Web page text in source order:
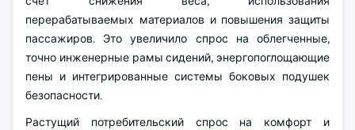
перерабатываемых материалов и повышения защиты
пассажиров. Это увеличило спрос на облегченные,
точно инженерные рамы сидений, энергопоглощающие
пены и интегрированные системы боковых подушек
безопасности.
Растущий потребительский спрос на комфорт и